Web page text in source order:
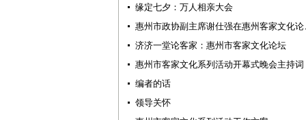
缘定七夕：万人相亲大会
惠州市政协副主席谢仕强在惠州客家文化
济济一堂论客家：惠州市客家文化论坛
惠州市客家文化系列活动开幕式晚会主持词
编者的话
领导关怀